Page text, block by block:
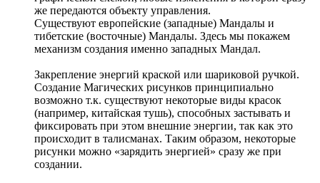
же передаются объекту управления.
Существуют европейские (западные) Мандалы и
тибетские (восточные) Мандалы. Здесь мы покажем
механизм создания именно западных Мандал.
Закрепление энергий краской или шариковой ручкой.
Создание Магических рисунков принципиально
возможно т.к. существуют некоторые виды красок
(например, китайская тушь), способных застывать и
фиксировать при этом внешние энергии, так как это
происходит в талисманах. Таким образом, некоторые
рисунки можно «зарядить энергией» сразу же при
создании.